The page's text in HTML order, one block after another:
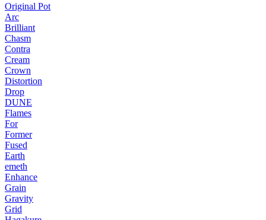
Original Pot
Arc
Brilliant
Chasm
Contra
Cream
Crown
Distortion
Drop
DUNE
Flames
For
Former
Fused
Earth
emeth
Enhance
Grain
Gravity
Grid